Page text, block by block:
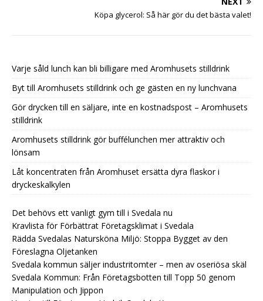
Köpa glycerol: Så här gör du det bästa valet!
Varje såld lunch kan bli billigare med Aromhusets stilldrink
Byt till Aromhusets stilldrink och ge gästen en ny lunchvana
Gör drycken till en säljare, inte en kostnadspost – Aromhusets
stilldrink
Aromhusets stilldrink gör buffélunchen mer attraktiv och
lönsam
Låt koncentraten från Aromhuset ersätta dyra flaskor i
dryckeskalkylen
Det behövs ett vanligt gym till i Svedala nu
Kravlista för Förbättrat Företagsklimat i Svedala
Rädda Svedalas Natursköna Miljö: Stoppa Bygget av den
Föreslagna Oljetanken
Svedala kommun säljer industritomter – men av oseriösa skäl
Svedala Kommun: Från Företagsbotten till Topp 50 genom
Manipulation och Jippon